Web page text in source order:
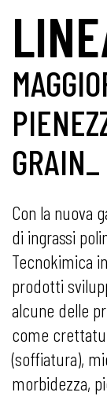
GRAIN_
Con la nuova
di ingrassi
Tecnokimica
prodotti
alcune delle
come
(soffiatura),
morbidezza,